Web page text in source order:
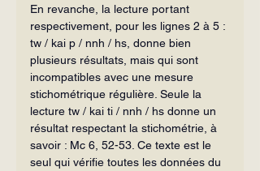
En revanche, la lecture portant
respectivement, pour les lignes 2 à 5 :
tw / kai p / nnh / hs, donne bien
plusieurs résultats, mais qui sont
incompatibles avec une mesure
stichométrique régulière. Seule la
lecture tw / kai ti / nnh / hs donne un
résultat respectant la stichométrie, à
savoir : Mc 6, 52-53. Ce texte est le
seul qui vérifie toutes les données du